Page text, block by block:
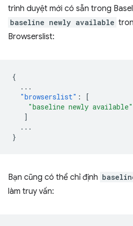
trình duyệt mới có sẵn trong
baseline newly available
Browserslist:
{
...
"browserslist" :
[
"baseline newly available"
]
...
}
Bạn cũng có thể chỉ định
làm truy vấn: